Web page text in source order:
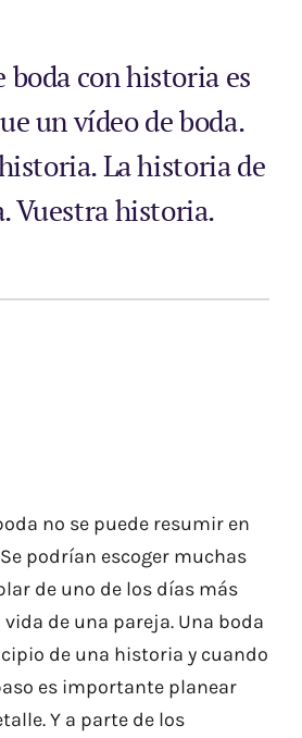
boda con historia es
un vídeo de boda.
La historia de
Vuestra historia.
no se puede resumir en
podrían escoger muchas
de uno de los días más
de una pareja. Una boda
de una historia y cuando
es importante planear
Y a parte de los